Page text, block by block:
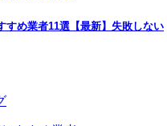
すめ業者11選【最新】失敗しない